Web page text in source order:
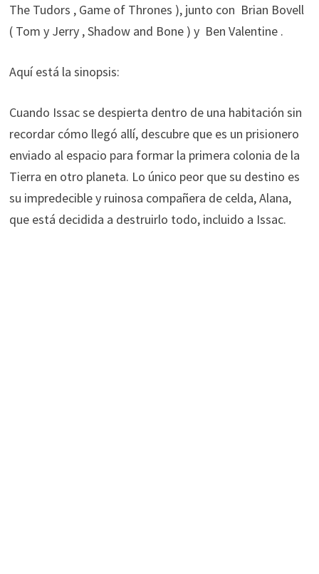
The Tudors , Game of Thrones ), junto con Brian Bovell
( Tom y Jerry , Shadow and Bone ) y Ben Valentine .
Aquí está la sinopsis:
Cuando Issac se despierta dentro de una habitación sin
recordar cómo llegó allí, descubre que es un prisionero
enviado al espacio para formar la primera colonia de la
Tierra en otro planeta. Lo único peor que su destino es
su impredecible y ruinosa compañera de celda, Alana,
que está decidida a destruirlo todo, incluido a Issac.